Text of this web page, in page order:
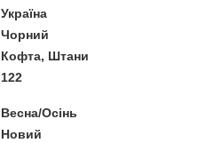
Україна
Чорний
Кофта, Штани
122
Весна/Осінь
Новий